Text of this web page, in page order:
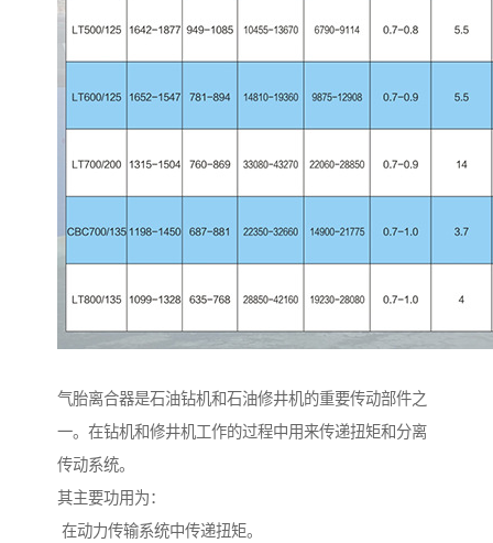
气胎离合器是石油钻机和石油修井机的重要传动部件之
一。在钻机和修井机工作的过程中用来传递扭矩和分离
传动系统。
其主要功用为：
在动力传输系统中传递扭矩。